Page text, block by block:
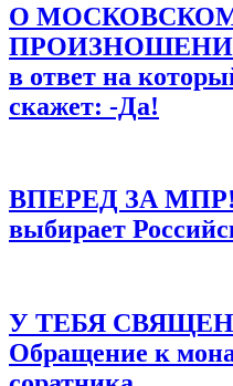
Сохранить моё имя, email
последующих моих
О
ПРОИЗНОШЕНИИ.
в ответ на
скажет: -Да!
ВПЕРЕД ЗА МПР!
выбирает
У ТЕБЯ
Обращение к